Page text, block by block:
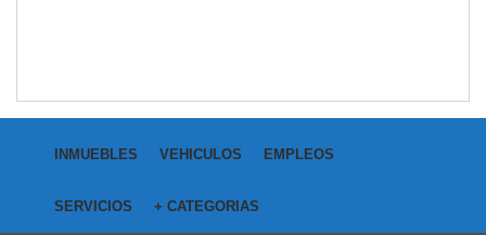
INMUEBLES VEHICULOS EMPLEOS
SERVICIOS + CATEGORIAS